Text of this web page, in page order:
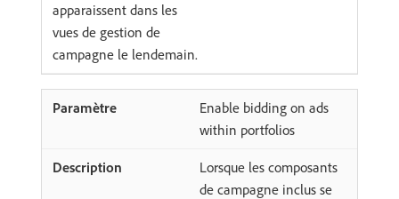
apparaissent dans les
vues de gestion de
campagne le lendemain.
Enable bidding on ads
within portfolios
Lorsque les composants
de campagne inclus se